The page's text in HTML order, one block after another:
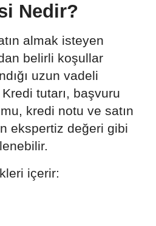
Nedir?
almak isteyen
belirli koşullar
uzun vadeli
tutarı, başvuru
kredi notu ve satın
ekspertiz değeri gibi
içerir: